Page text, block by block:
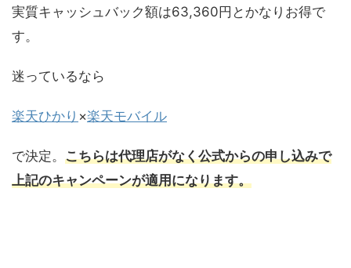
実質キャッシュバック額は63,360円とかなりお得で
す。
迷っているなら
楽天ひかり ×楽天モバイル
で決定。 こちらは代理店がなく公式からの申し込みで
上記のキャンペーンが適用になります。